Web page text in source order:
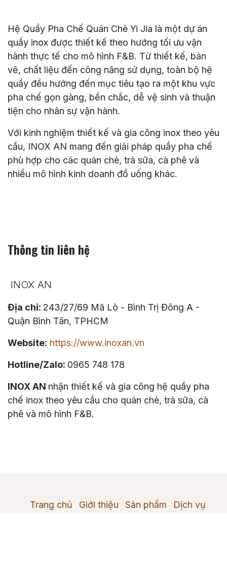
Quầy nước ép, sinh tố.
Bếp mở.
Khu vực pha chế trong nhà hàng.
Quầy take-away.
Mô hình kiosk đồ uống.
Tùy theo nhu cầu sử dụng, hệ quầy có thể được
điều chỉnh về kích thước, số lượng module,
khoang chứa, mặt bàn thao tác và các chi tiết
công năng khác.
pha chế gọn gàng, bền chắc, dễ vệ sinh và thuận
Với kinh nghiệm thiết kế và gia công inox theo yêu
cầu, INOX AN mang đến giải pháp quầy pha chế
phù hợp cho các quán chè, trà sữa, cà phê và
nhiều mô hình kinh doanh đồ uống khác.
Thông tin liên hệ
Website: https://www.inoxan.vn